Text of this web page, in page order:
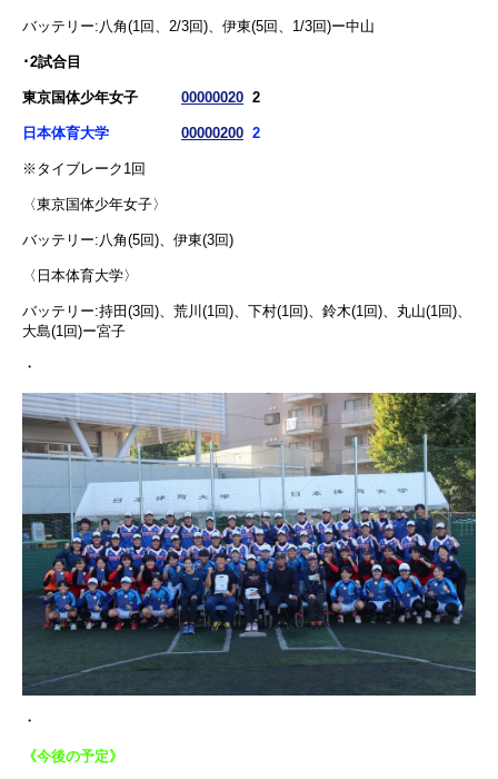
バッテリー:八角(1回、2/3回)、伊東(5回、1/3回)ー中山
･2試合目
東京国体少年女子 00000020 2
日本体育大学 00000200 2
※タイブレーク1回
〈東京国体少年女子〉
バッテリー:八角(5回)、伊東(3回)
〈日本体育大学〉
バッテリー:持田(3回)、荒川(1回)、下村(1回)、鈴木(1回)、丸山(1回)、
大島(1回)ー宮子
・
・
《今後の予定》